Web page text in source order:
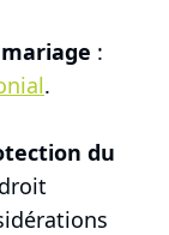
:
.
du